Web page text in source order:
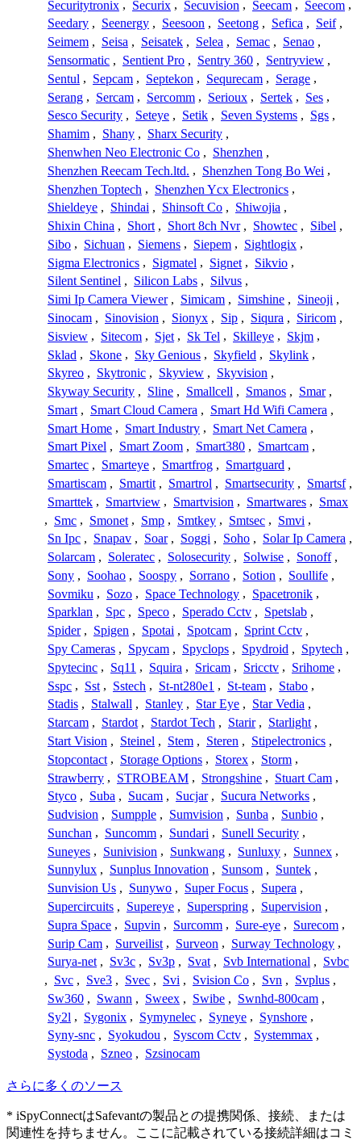
Securitytronix , Securix , Secuvision , Seecam , Seecom ,
Seedary , Seenergy , Seesoon , Seetong , Sefica , Seif ,
Seimem , Seisa , Seisatek , Selea , Semac , Senao ,
Sensormatic , Sentient Pro , Sentry 360 , Sentryview ,
Sentul , Sepcam , Septekon , Sequrecam , Serage ,
Serang , Sercam , Sercomm , Serioux , Sertek , Ses ,
Sesco Security , Seteye , Setik , Seven Systems , Sgs ,
Shamim , Shany , Sharx Security ,
Shenwhen Neo Electronic Co , Shenzhen ,
Shenzhen Reecam Tech.ltd. , Shenzhen Tong Bo Wei ,
Shenzhen Toptech , Shenzhen Ycx Electronics ,
Shieldeye , Shindai , Shinsoft Co , Shiwojia ,
Shixin China , Short , Short 8ch Nvr , Showtec , Sibel ,
Sibo , Sichuan , Siemens , Siepem , Sightlogix ,
Sigma Electronics , Sigmatel , Signet , Sikvio ,
Silent Sentinel , Silicon Labs , Silvus ,
Simi Ip Camera Viewer , Simicam , Simshine , Sineoji ,
Sinocam , Sinovision , Sionyx , Sip , Siqura , Siricom ,
Sisview , Sitecom , Sjet , Sk Tel , Skilleye , Skjm ,
Sklad , Skone , Sky Genious , Skyfield , Skylink ,
Skyreo , Skytronic , Skyview , Skyvision ,
Skyway Security , Sline , Smallcell , Smanos , Smar ,
Smart , Smart Cloud Camera , Smart Hd Wifi Camera ,
Smart Home , Smart Industry , Smart Net Camera ,
Smart Pixel , Smart Zoom , Smart380 , Smartcam ,
Smartec , Smarteye , Smartfrog , Smartguard ,
Smartiscam , Smartit , Smartrol , Smartsecurity , Smartsf ,
Smarttek , Smartview , Smartvision , Smartwares , Smax
, Smc , Smonet , Smp , Smtkey , Smtsec , Smvi ,
Sn Ipc , Snapav , Soar , Soggi , Soho , Solar Ip Camera ,
Solarcam , Soleratec , Solosecurity , Solwise , Sonoff ,
Sony , Soohao , Soospy , Sorrano , Sotion , Soullife ,
Sovmiku , Sozo , Space Technology , Spacetronik ,
Sparklan , Spc , Speco , Sperado Cctv , Spetslab ,
Spider , Spigen , Spotai , Spotcam , Sprint Cctv ,
Spy Cameras , Spycam , Spyclops , Spydroid , Spytech ,
Spytecinc , Sq11 , Squira , Sricam , Sricctv , Srihome ,
Sspc , Sst , Sstech , St-nt280e1 , St-team , Stabo ,
Stadis , Stalwall , Stanley , Star Eye , Star Vedia ,
Starcam , Stardot , Stardot Tech , Starir , Starlight ,
Start Vision , Steinel , Stem , Steren , Stipelectronics ,
Stopcontact , Storage Options , Storex , Storm ,
Strawberry , STROBEAM , Strongshine , Stuart Cam ,
Styco , Suba , Sucam , Sucjar , Sucura Networks ,
Sudvision , Sumpple , Sumvision , Sunba , Sunbio ,
Sunchan , Suncomm , Sundari , Sunell Security ,
Suneyes , Sunivision , Sunkwang , Sunluxy , Sunnex ,
Sunnylux , Sunplus Innovation , Sunsom , Suntek ,
Sunvision Us , Sunywo , Super Focus , Supera ,
Supercircuits , Supereye , Superspring , Supervision ,
Supra Space , Supvin , Surcomm , Sure-eye , Surecom ,
Surip Cam , Surveilist , Surveon , Surway Technology ,
Surya-net , Sv3c , Sv3p , Svat , Svb International , Svbc
, Svc , Sve3 , Svec , Svi , Svision Co , Svn , Svplus ,
Sw360 , Swann , Sweex , Swibe , Swnhd-800cam ,
Sy2l , Sygonix , Symynelec , Syneye , Synshore ,
Syny-snc , Syokudou , Syscom Cctv , Systemmax ,
Systoda , Szneo , Szsinocam
さらに多くのソース
* iSpyConnectはSafevantの製品との提携関係、接続、または
関連性を持ちません。ここに記載されている接続詳細はコミ